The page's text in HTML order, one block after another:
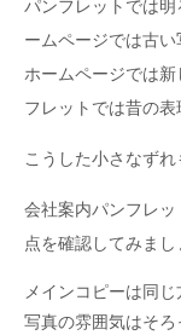
パンフレットでは
ームページでは古い
ホームページでは
フレットでは昔の表
こうした小さなずれ
会社案内パンフレ
点を確認してみまし
メインコピーは同
写真の雰囲気はそろ